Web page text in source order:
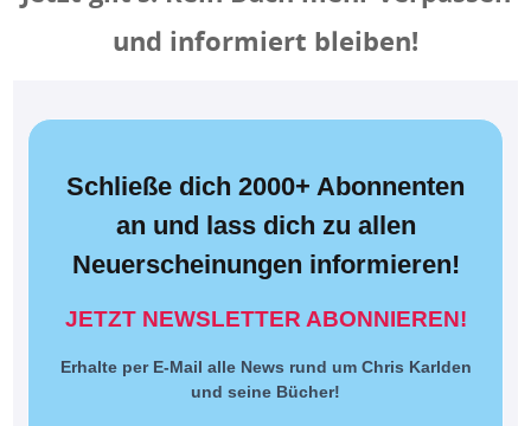
und informiert bleiben!
Schließe dich 2000+ Abonnenten
an und lass dich zu allen
Neuerscheinungen informieren!
JETZT NEWSLETTER ABONNIEREN!
Erhalte per E-Mail alle News rund um Chris Karlden
und seine Bücher!